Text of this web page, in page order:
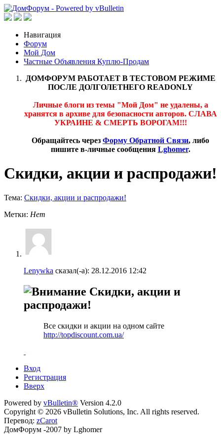
Навигация
Форум
Мой Дом
Частные Объявления Куплю-Продам
ДОМФОРУМ РАБОТАЕТ В ТЕСТОВОМ РЕЖИМЕ
ПОСЛЕ ДОЛГОЛЕТНЕГО READONLY
Личные блоги из темы "Мой Дом" не удалены, а
хранятся в архиве для безопасности авторов. СЛАВА
УКРАИНЕ & СМЕРТЬ ВОРОГАМ!!!
Обращайтесь через Форму Обратной Связи, либо
пишите в-личные сообщения Lghomer.
Скидки, акции и распродажи!
Тема: Скидки, акции и распродажи!
Метки: Нет
Lenywka сказал(-а): 28.12.2016 12:42
Скидки, акции и
распродажи!
Все скидки и акции на одном сайте
http://topdiscount.com.ua/
Вход
Регистрация
Вверх
Powered by vBulletin® Version 4.2.0
Copyright © 2026 vBulletin Solutions, Inc. All rights reserved.
Перевод: zCarot
ДомФорум -2007 by Lghomer